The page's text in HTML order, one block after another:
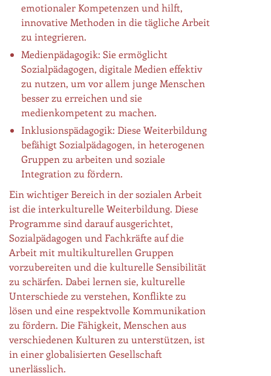
emotionaler Kompetenzen und hilft,
innovative Methoden in die tägliche Arbeit
zu integrieren.
Medienpädagogik: Sie ermöglicht
Sozialpädagogen, digitale Medien effektiv
zu nutzen, um vor allem junge Menschen
besser zu erreichen und sie
medienkompetent zu machen.
Inklusionspädagogik: Diese Weiterbildung
befähigt Sozialpädagogen, in heterogenen
Gruppen zu arbeiten und soziale
Integration zu fördern.
Ein wichtiger Bereich in der sozialen Arbeit
ist die interkulturelle Weiterbildung. Diese
Programme sind darauf ausgerichtet,
Sozialpädagogen und Fachkräfte auf die
Arbeit mit multikulturellen Gruppen
vorzubereiten und die kulturelle Sensibilität
zu schärfen. Dabei lernen sie, kulturelle
Unterschiede zu verstehen, Konflikte zu
lösen und eine respektvolle Kommunikation
zu fördern. Die Fähigkeit, Menschen aus
verschiedenen Kulturen zu unterstützen, ist
in einer globalisierten Gesellschaft
unerlässlich.